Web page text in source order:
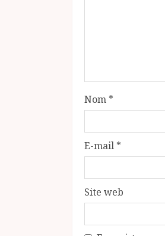
Nom *
E-mail *
Site web